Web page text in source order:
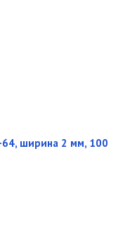
64, ширина 2 мм, 100